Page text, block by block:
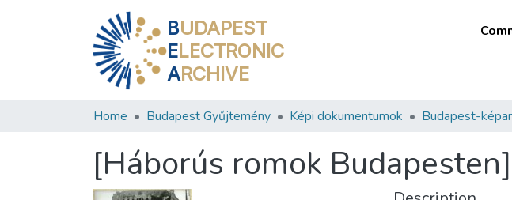
BUDAPEST
ELECTRONIC
ARCHIVE
Home Budapest Gyűjtemény Képi dokumentumok Budapest-
[Háborús romok Budapesten]